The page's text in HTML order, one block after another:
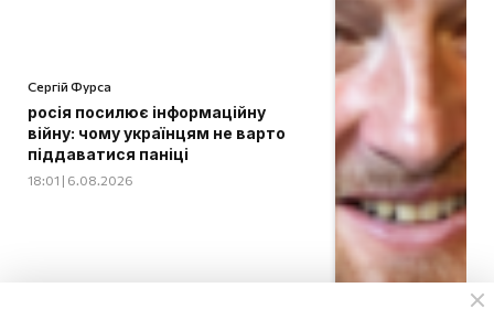
Сергій Фурса
росія посилює інформаційну
війну: чому українцям не варто
піддаватися паніці
18:01 | 6.08.2026